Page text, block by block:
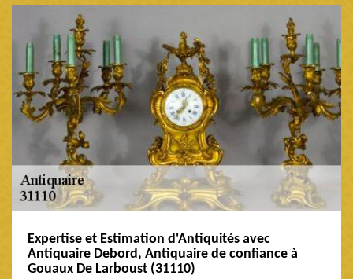
Expertise et Estimation d'Antiquités avec
Antiquaire Debord, Antiquaire de confiance à
Gouaux De Larboust (31110)